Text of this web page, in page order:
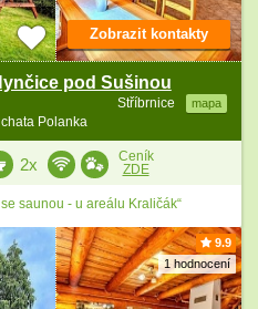
pod Sušinou
Stříbrnice mapa
Polanka
Zobrazit kontakty
2x
Ceník
ZDE
saunou - u areálu Kraličák“
9.9
1 hodnocení